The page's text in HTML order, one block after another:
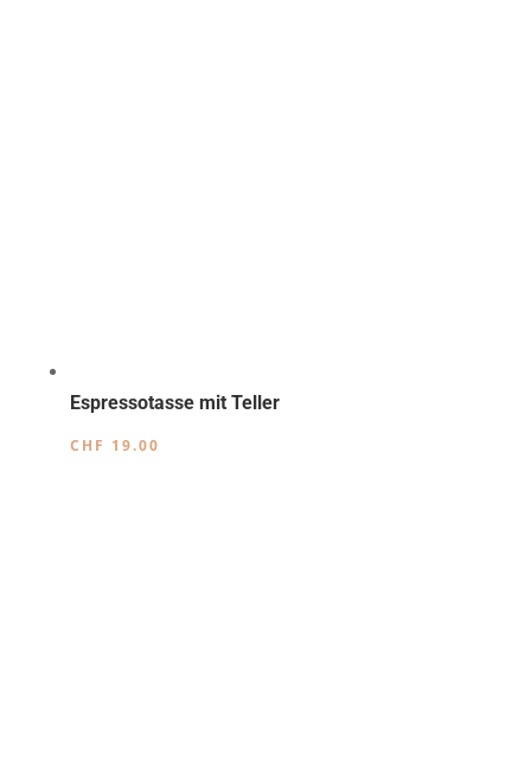
Espressotasse mit Teller
CHF 19.00